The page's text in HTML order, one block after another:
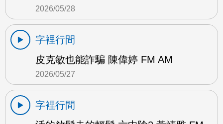
2026/05/28
字裡行間
皮克敏也能詐騙 陳偉婷 FM AM
2026/05/27
字裡行間